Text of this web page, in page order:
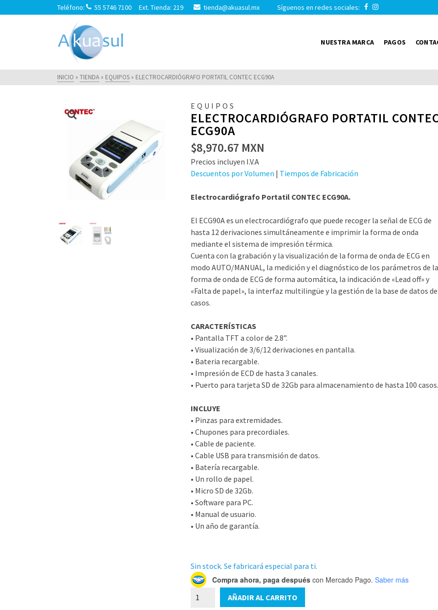
Teléfono: 55 5746 7100 Ext. Tienda: 219 tienda@akuasul.mx Síguenos en redes sociales:
NUESTRA MARCA PAGOS
INICIO » TIENDA » EQUIPOS » ELECTROCARDIÓGRAFO PORTATIL CONTEC ECG90A
EQUIPOS
ELECTROCARDIÓGRAFO PORTATIL
ECG90A
$8,970.67 MXN
Precios incluyen I.V.A
Descuentos por Volumen | Tiempos de Fabricación
Electrocardiógrafo Portatil CONTEC ECG90A.
El ECG90A es un electrocardiógrafo que puede recoger la señal de ECG de
hasta 12 derivaciones simultáneamente e imprimir la forma de onda
mediante el sistema de impresión térmica.
Cuenta con la grabación y la visualización de la forma de onda de ECG en
modo AUTO/MANUAL, la medición y el diagnóstico de los parámetros de la
forma de onda de ECG de forma automática, la indicación de «Lead off» y
«Falta de papel», la interfaz multilingüe y la gestión de la base de datos de
casos.
CARACTERÍSTICAS
• Pantalla TFT a color de 2.8”.
• Visualización de 3/6/12 derivaciones en pantalla.
• Bateria recargable.
• Impresión de ECD de hasta 3 canales.
• Puerto para tarjeta SD de 32Gb para almacenamiento de hasta 100 casos.
INCLUYE
• Pinzas para extremidades.
• Chupones para precordiales.
• Cable de paciente.
• Cable USB para transmisión de datos.
• Batería recargable.
• Un rollo de papel.
• Micro SD de 32Gb.
• Software para PC.
• Manual de usuario.
• Un año de garantía.
Sin stock. Se fabricará especial para ti.
Compra ahora, paga después con Mercado Pago. Saber más
ElectrocardiógrafoAÑADIR AL CARRITO